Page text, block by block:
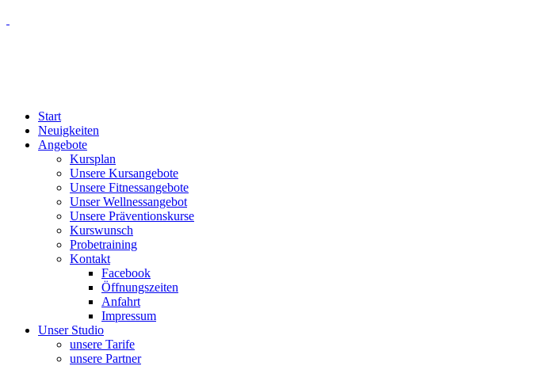
Start
Neuigkeiten
Angebote
Kursplan
Unsere Kursangebote
Unsere Fitnessangebote
Unser Wellnessangebot
Unsere Präventionskurse
Kurswunsch
Probetraining
Kontakt
Facebook
Öffnungszeiten
Anfahrt
Impressum
Unser Studio
unsere Tarife
unsere Partner